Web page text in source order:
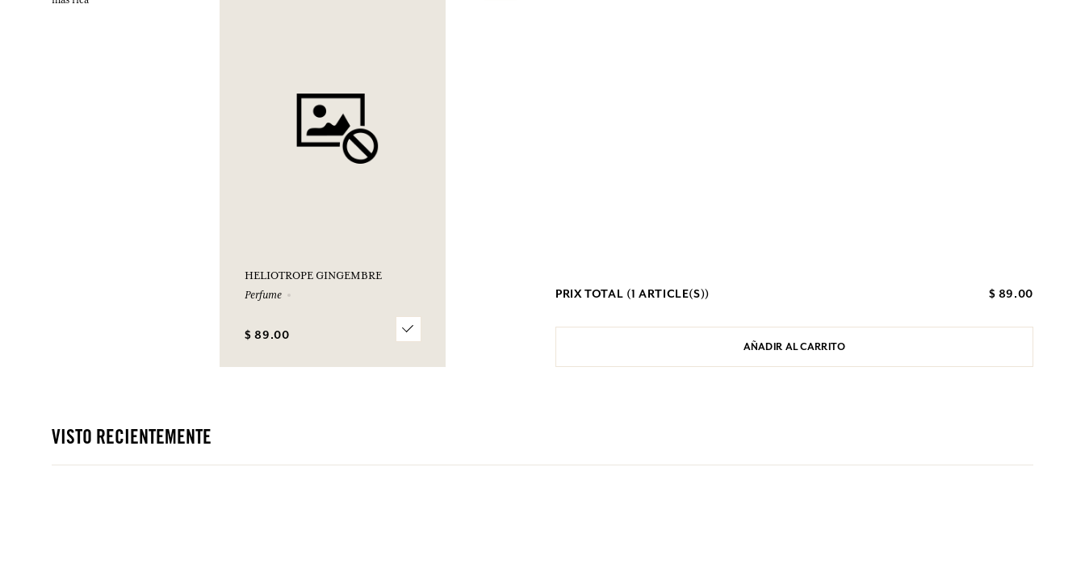
HELIOTROPE GINGEMBRE
Perfume
$ 89.00
PRIX TOTAL (1 ARTICLE(S)) $ 89.00
AÑADIR AL CARRITO
VISTO RECIENTEMENTE